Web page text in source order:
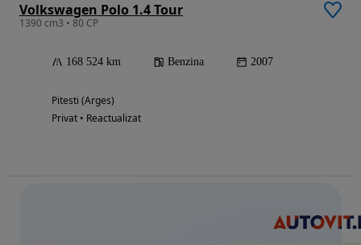
Volkswagen Polo 1.4 Tour
1390 cm3 • 80 CP
168 524 km Benzina 2007
Pitesti (Arges)
Privat • Reactualizat